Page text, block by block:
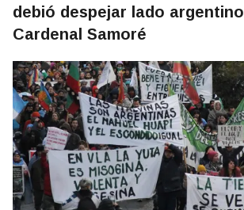
debió despejar lado
Cardenal Samoré